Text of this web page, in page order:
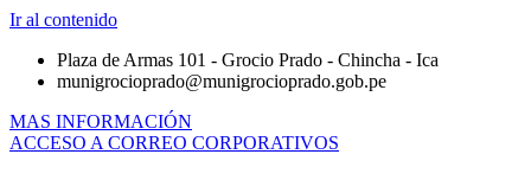
Ir al contenido
Plaza de Armas 101 - Grocio Prado - Chincha - Ica
munigrocioprado@munigrocioprado.gob.pe
MAS INFORMACIÓN
ACCESO A CORREO CORPORATIVOS